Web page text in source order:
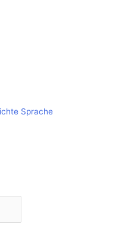
Sprache